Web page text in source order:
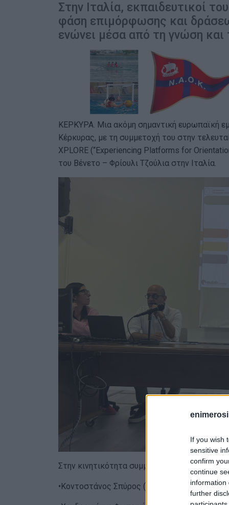
If you wish
sensitive
confirm
continue
information
further
Στην Ιταλία, εκπαιδευτικοί
φάση επιμόρφωσης και
ενώνει μέσα από τη γνώση και
ΚΕΡΚΥΡΑ. Μια ακόμη σημαντική ευρωπαϊκή
Κέρκυρας, με τη συμμετοχή του στην
XPLORE (“Experiencing Platforms for
του Βένετο – Φρίουλι Τζούλια στην Ιταλία.
Στην κινητικότητα συμμετείχαν τέσσερις
•Κοντοστάνος Σπύρος (ΠΕ07) – Συντονιστής